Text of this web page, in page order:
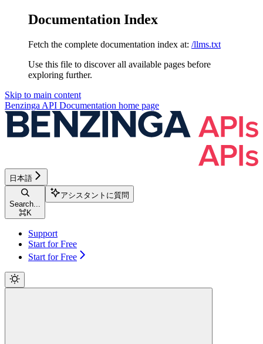
Documentation Index
Fetch the complete documentation index at: /llms.txt
Use this file to discover all available pages before
exploring further.
Skip to main content
Benzinga API Documentation home page
日本語
Search...
⌘K
アシスタントに質問
Support
Start for Free
Start for Free